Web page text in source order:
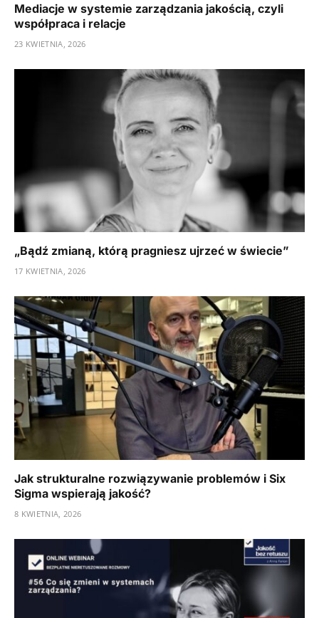
Mediacje w systemie zarządzania jakością, czyli
współpraca i relacje
23 KWIETNIA, 2026
„Bądź zmianą, którą pragniesz ujrzeć w świecie”
17 KWIETNIA, 2026
Jak strukturalne rozwiązywanie problemów i Six
Sigma wspierają jakość?
8 KWIETNIA, 2026